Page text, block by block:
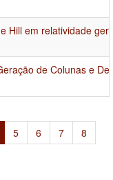
Hill em relatividade
de Colunas e
5 6 7
8